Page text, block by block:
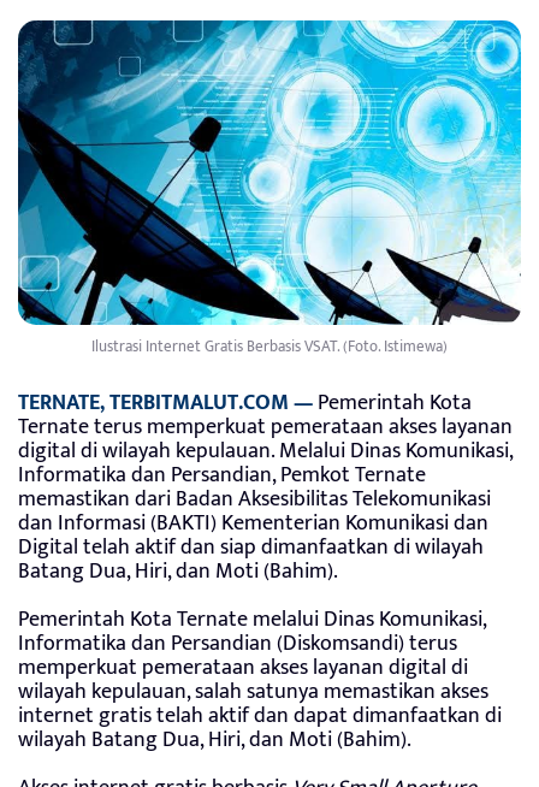
Ilustrasi Internet Gratis Berbasis VSAT. (Foto. Istimewa)
TERNATE, TERBITMALUT.COM —Pemerintah Kota
Ternate terus memperkuat pemerataan akses layanan
digital di wilayah kepulauan. Melalui Dinas Komunikasi,
Informatika dan Persandian, Pemkot Ternate
memastikan dari Badan Aksesibilitas Telekomunikasi
dan Informasi (BAKTI) Kementerian Komunikasi dan
Digital telah aktif dan siap dimanfaatkan di wilayah
Batang Dua, Hiri, dan Moti (Bahim).
Pemerintah Kota Ternate melalui Dinas Komunikasi,
Informatika dan Persandian (Diskomsandi) terus
memperkuat pemerataan akses layanan digital di
wilayah kepulauan, salah satunya memastikan akses
internet gratis telah aktif dan dapat dimanfaatkan di
wilayah Batang Dua, Hiri, dan Moti (Bahim).